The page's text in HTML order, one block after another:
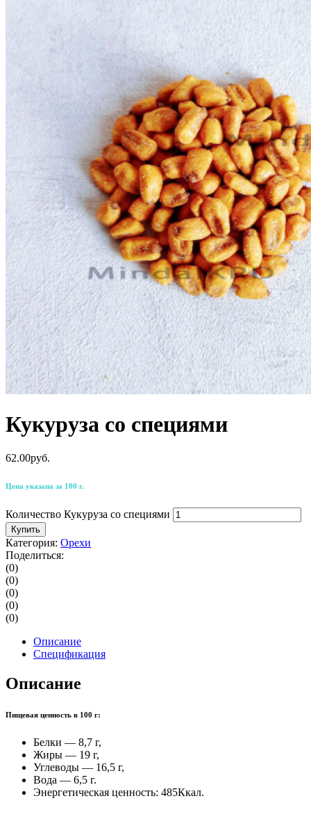
Кукуруза со специями
62.00руб.
Цена указана за 100 г.
Количество Кукуруза со специями
Купить
Категория: Орехи
Поделиться:
(0)
(0)
(0)
(0)
(0)
Описание
Спецификация
Описание
Пищевая ценность в 100 г:
Белки — 8,7 г,
Жиры — 19 г,
Углеводы — 16,5 г,
Вода — 6,5 г.
Энергетическая ценность: 485Ккал.